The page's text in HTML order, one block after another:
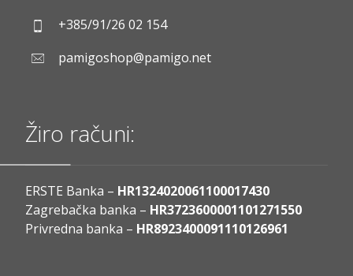
+385/91/26 02 154
pamigoshop@pamigo.net
Žiro računi:
ERSTE Banka – HR1324020061100017430
Zagrebačka banka – HR3723600001101271550
Privredna banka – HR8923400091110126961